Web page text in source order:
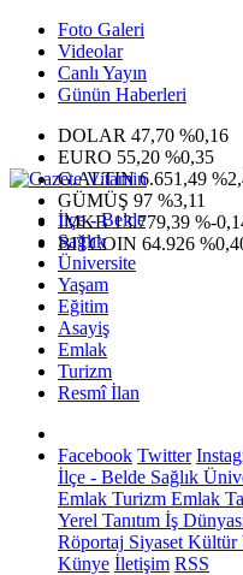
Foto Galeri
Videolar
Canlı Yayın
Günün Haberleri
DOLAR 47,70 %0,16
EURO 55,20 %0,35
G.ALTIN6.651,49
GÜMÜŞ 97 %3,11
IMKB13.779,39 %-
BITCOIN 64.926
İlçe - Belde
Sağlık
Üniversite
Yaşam
Eğitim
Asayiş
Emlak
Turizm
Resmî İlan
Facebook Twitter
İlçe - Belde Sağlık
Emlak Turizm Emlak
Yerel Tanıtım İş
Röportaj Siyaset Kültür
Künye İletişim RSS